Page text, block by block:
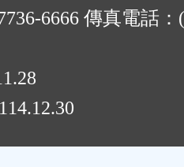
6666 傳真電話：
114.12.30